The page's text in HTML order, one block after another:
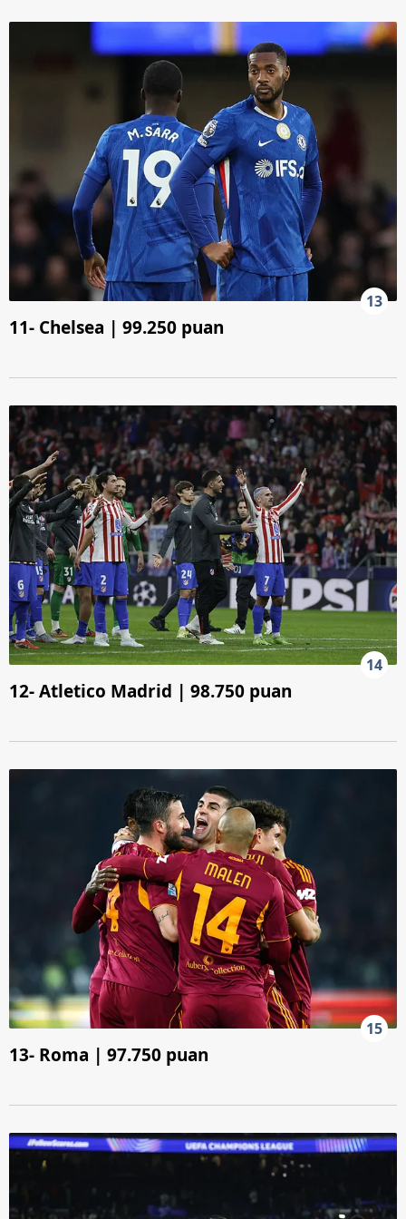
6698 sayılı Kişisel Verilerin Korunması Kanunu uyarınca
hazırlanmış Aydınlatma Metnimizi okumak ve sitemizde
ilgili mevzuata uygun olarak kullanılan çerezlerle ilgili bilgi
almak için lütfen
tıklayınız
13
11- Chelsea | 99.250 puan
14
12- Atletico Madrid | 98.750 puan
15
13- Roma | 97.750 puan